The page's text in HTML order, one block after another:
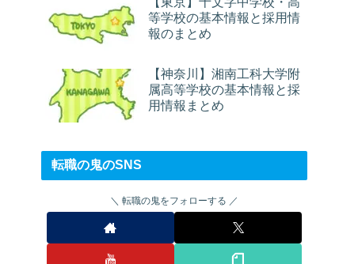
等学校の基本情報と採用情
報のまとめ
【神奈川】湘南工科大学附
属高等学校の基本情報と採
用情報まとめ
転職の鬼のSNS
転職の鬼をフォローする